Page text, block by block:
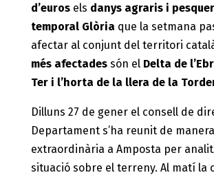
d’euros els danys agraris i
temporal Glòria que la setmana
afectar al conjunt del territori
més afectadessón el Delta de
Ter i l’horta de la llera de la
Dilluns 27 de gener el consell de
Departament s’ha reunit de manera
extraordinària a Amposta per
situació sobre el terreny. Al matí la